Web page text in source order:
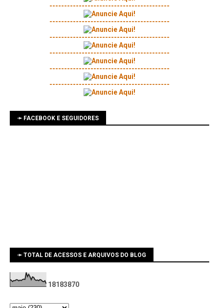
-----------------------------------------
-----------------------------------------
-----------------------------------------
-----------------------------------------
-----------------------------------------
-----------------------------------------
➛ FACEBOOK E SEGUIDORES
➛ TOTAL DE ACESSOS E ARQUIVOS DO BLOG
18183870